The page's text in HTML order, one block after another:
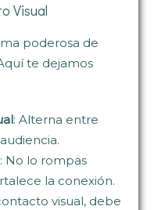
Visual
poderosa de
te dejamos
: Alterna entre
: No lo rompas
la conexión.
visual, debe